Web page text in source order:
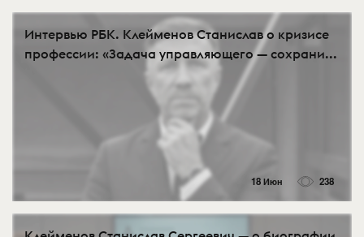
Интервью РБК. Клейменов Станислав о кризисе
профессии: «Задача управляющего — сохрани...
18 Июн 238